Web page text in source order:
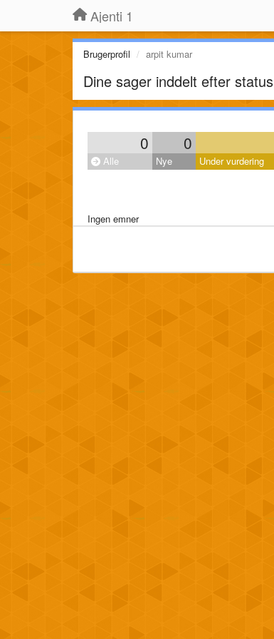
Ajenti 1
Brugerprofil arpit kumar
Dine sager inddelt efter status
0 0
Alle Nye Under vurdering
Ingen emner